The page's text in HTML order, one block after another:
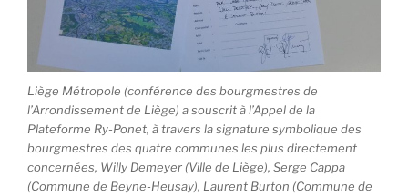
Liège Métropole (conférence des bourgmestres de
l’Arrondissement de Liège) a souscrit à l’Appel de la
Plateforme Ry-Ponet, à travers la signature symbolique des
bourgmestres des quatre communes les plus directement
concernées, Willy Demeyer (Ville de Liège), Serge Cappa
(Commune de Beyne-Heusay), Laurent Burton (Commune de